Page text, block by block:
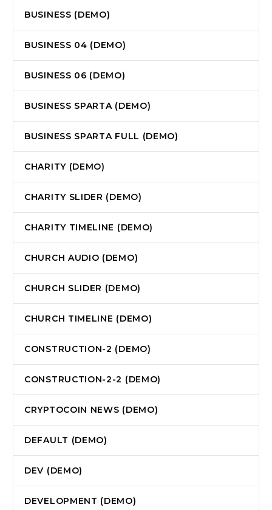
BUSINESS (DEMO)
BUSINESS 04 (DEMO)
BUSINESS 06 (DEMO)
BUSINESS SPARTA (DEMO)
BUSINESS SPARTA FULL (DEMO)
CHARITY (DEMO)
CHARITY SLIDER (DEMO)
CHARITY TIMELINE (DEMO)
CHURCH AUDIO (DEMO)
CHURCH SLIDER (DEMO)
CHURCH TIMELINE (DEMO)
CONSTRUCTION-2 (DEMO)
CONSTRUCTION-2-2 (DEMO)
CRYPTOCOIN NEWS (DEMO)
DEFAULT (DEMO)
DEV (DEMO)
DEVELOPMENT (DEMO)